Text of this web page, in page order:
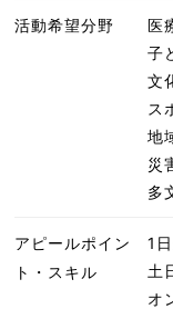
活動希望分野
医
子
文
ス
地
災
多
アピールポイン
ト・スキル
1
土
オ